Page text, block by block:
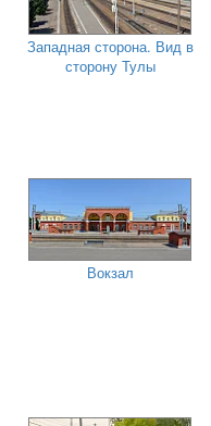
Западная сторона. Вид в
сторону Тулы
Вокзал